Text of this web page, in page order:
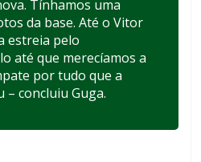
Tínhamos uma
da base. Até o Vitor
estreia pelo
até que merecíamos a
por tudo que a
concluiu Guga.